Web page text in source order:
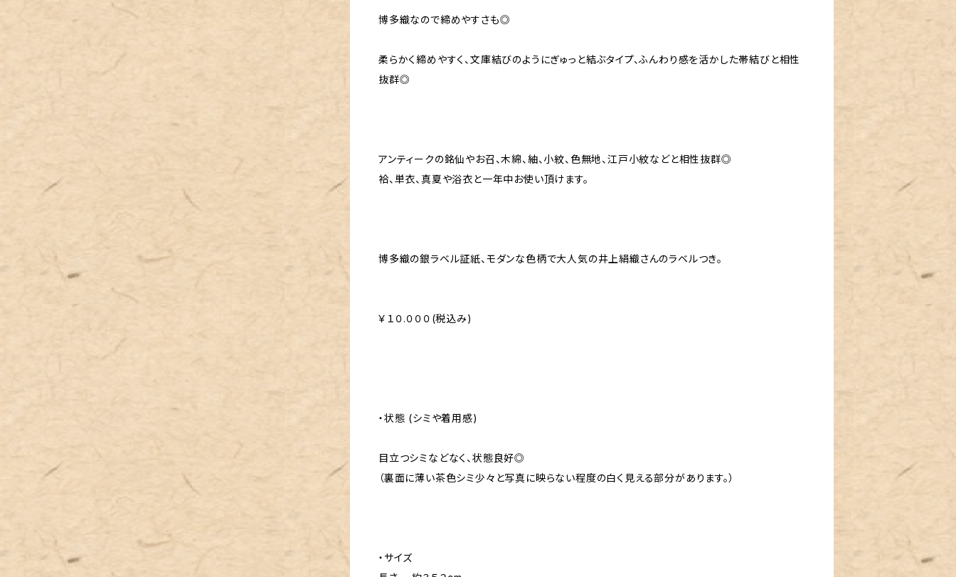
博多織なので締めやすさも◎
柔らかく締めやすく、文庫結びのようにぎゅっと結ぶタイプ、ふんわり感を活かした帯結びと相性
抜群◎
アンティークの銘仙やお召、木綿、紬、小紋、色無地、江戸小紋などと相性抜群◎
袷、単衣、真夏や浴衣と一年中お使い頂けます。
博多織の銀ラベル証紙、モダンな色柄で大人気の井上絹織さんのラベルつき。
￥１０.０００(税込み)
・状態 (シミや着用感)
目立つシミなどなく、状態良好◎
（裏面に薄い茶色シミ少々と写真に映らない程度の白く見える部分があります。）
・サイズ